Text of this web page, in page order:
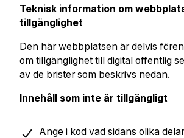
Teknisk information om
tillgänglighet
Den här webbplatsen är delvis
om tillgänglighet till digital offentlig
av de brister som beskrivs nedan.
Innehåll som inte är tillgängligt
Ange i kod vad sidans olika